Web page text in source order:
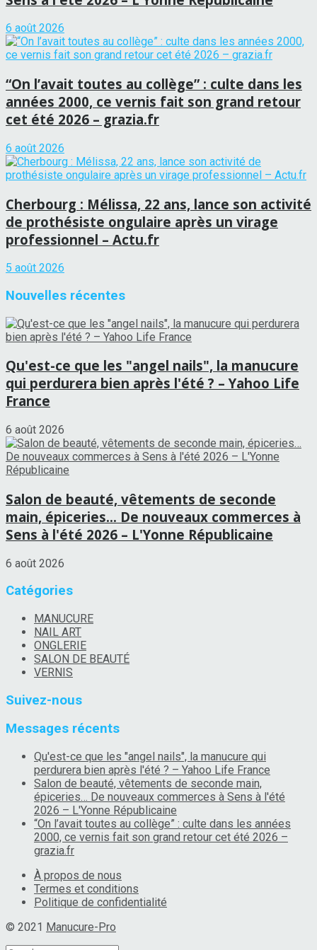
6 août 2026
“On l’avait toutes au collège” : culte dans les
années 2000, ce vernis fait son grand retour
cet été 2026 – grazia.fr
6 août 2026
Cherbourg : Mélissa, 22 ans, lance son activité
de prothésiste ongulaire après un virage
professionnel – Actu.fr
5 août 2026
Nouvelles récentes
Qu'est-ce que les "angel nails", la manucure
qui perdurera bien après l'été ? – Yahoo Life
France
6 août 2026
Salon de beauté, vêtements de seconde
main, épiceries… De nouveaux commerces à
Sens à l'été 2026 – L'Yonne Républicaine
6 août 2026
Catégories
MANUCURE
NAIL ART
ONGLERIE
SALON DE BEAUTÉ
VERNIS
Suivez-nous
Messages récents
Qu'est-ce que les "angel nails", la manucure qui
perdurera bien après l'été ? – Yahoo Life France
Salon de beauté, vêtements de seconde main,
épiceries… De nouveaux commerces à Sens à l'été
2026 – L'Yonne Républicaine
“On l’avait toutes au collège” : culte dans les années
2000, ce vernis fait son grand retour cet été 2026 –
grazia.fr
À propos de nous
Termes et conditions
Politique de confidentialité
© 2021 Manucure-Pro